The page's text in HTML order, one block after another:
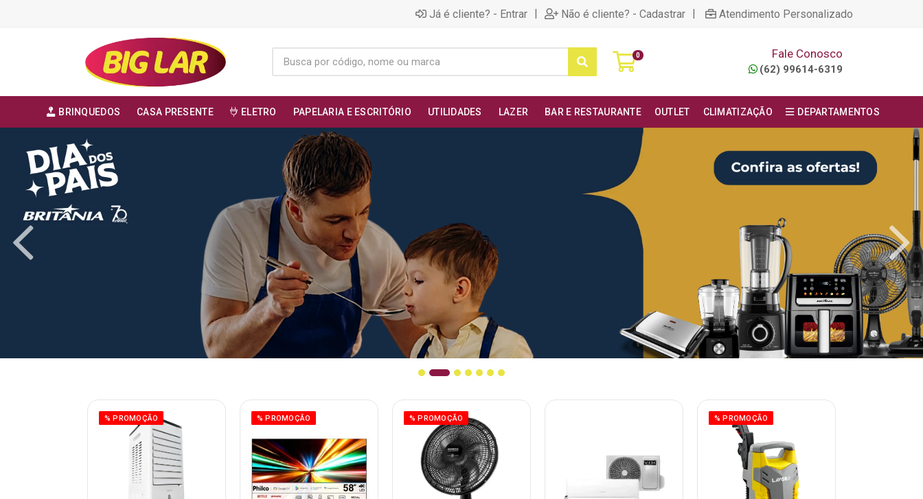
Já é cliente? - Entrar | Não é cliente? - Cadastrar | Atendimento Personalizado
0 Fale Conosco
(62) 99614-6319
BRINQUEDOS CASA PRESENTE ELETRO PAPELARIA E ESCRITÓRIO UTILIDADES LAZER BAR E RESTAURANTE OUTLET CLIMATIZAÇÃO DEPARTAMENTOS
% PROMOÇÃO % PROMOÇÃO % PROMOÇÃO % PROMOÇÃO